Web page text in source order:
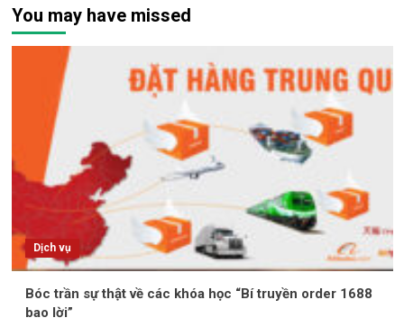
You may have missed
Dịch vụ
Bóc trần sự thật về các khóa học “Bí truyền order 1688
bao lời”